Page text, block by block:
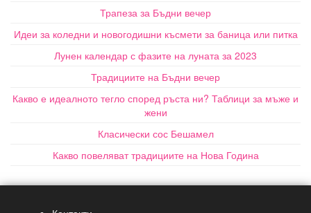
Трапеза за Бъдни вечер
Идеи за коледни и новогодишни късмети за баница или питка
Лунен календар с фазите на луната за 2023
Традициите на Бъдни вечер
Какво е идеалното тегло според ръста ни? Таблици за мъже и
жени
Класически сос Бешамел
Какво повеляват традициите на Нова Година